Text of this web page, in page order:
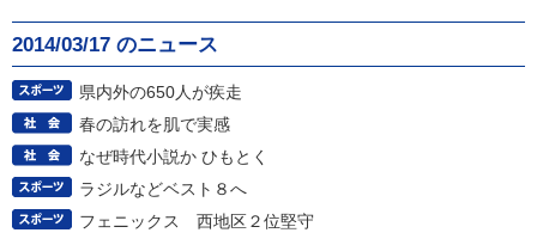
2014/03/17 のニュース
県内外の650人が疾走
春の訪れを肌で実感
なぜ時代小説か ひもとく
ラジルなどベスト８へ
フェニックス 西地区２位堅守